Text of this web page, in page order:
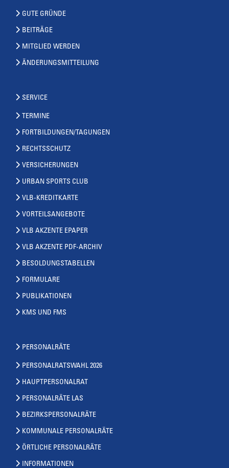
GUTE GRÜNDE
BEITRÄGE
MITGLIED WERDEN
ÄNDERUNGSMITTEILUNG
SERVICE
TERMINE
FORTBILDUNGEN/TAGUNGEN
RECHTSSCHUTZ
VERSICHERUNGEN
URBAN SPORTS CLUB
VLB-KREDITKARTE
VORTEILSANGEBOTE
VLB AKZENTE EPAPER
VLB AKZENTE PDF-ARCHIV
BESOLDUNGSTABELLEN
FORMULARE
PUBLIKATIONEN
KMS UND FMS
PERSONALRÄTE
PERSONALRATSWAHL 2026
HAUPTPERSONALRAT
PERSONALRÄTE LAS
BEZIRKSPERSONALRÄTE
KOMMUNALE PERSONALRÄTE
ÖRTLICHE PERSONALRÄTE
INFORMATIONEN